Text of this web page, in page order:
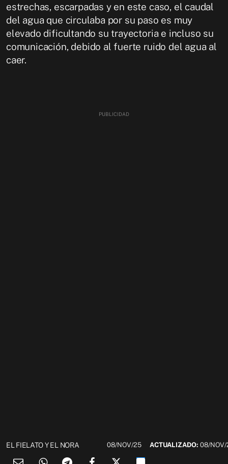
estrechas, escarpadas y en este caso, el caudal
del agua que circulaba por su paso es muy
elevado dificultando su trayectoria e incluso su
comunicación, debido al fuerte ruido del agua al
caer.
EL FIELATO Y EL NORA 08/NOV/25 ACTUALIZADO:08/